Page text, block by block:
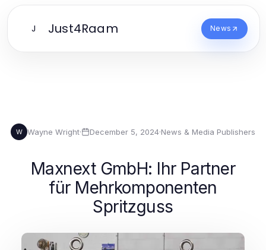
J Just4Raam News
W Wayne Wright· December 5, 2024·News & Media Publishers
Maxnext GmbH: Ihr Partner
für Mehrkomponenten
Spritzguss